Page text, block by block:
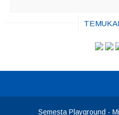
Semesta Playground -